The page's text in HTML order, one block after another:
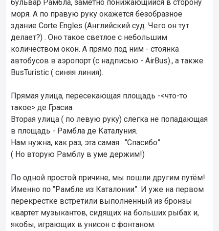
бульвар Рамбла, заметно понижающийся в сторону
моря. А по правую руку окажется безобразное
здание Corte Engles (Английский суд. Чего он тут
делает?) . Оно такое светлое с небольшим
количеством окон. А прямо под ним - стоянка
автобусов в аэропорт (с надписью - AirBus)., а также
BusTuristic ( синяя линия).
Прямая улица, пересекающая площадь -<что-то
такое> де Грасиа.
Вторая улица ( по левую руку) слегка не попадающая
в площадь - Рамбла де Каталуния.
Нам нужна, как раз, эта самая : “Спасибо”
( Но вторую Рамблу в уме держим!)
По одной простой причине, мы пошли другим путём!
Именно по “Рамбле из Каталонии”. И уже на первом
перекрестке встретили выполненный из бронзы
квартет музыкантов, сидящих на больших рыбах и,
якобы, играющих в унисон с фонтаном.